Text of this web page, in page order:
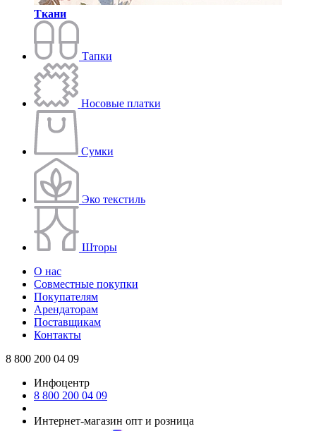
Ткани
Тапки
Носовые платки
Сумки
Эко текстиль
Шторы
О нас
Совместные покупки
Покупателям
Арендаторам
Поставщикам
Контакты
8 800 200 04 09
Инфоцентр
8 800 200 04 09
Интернет-магазин опт и розница